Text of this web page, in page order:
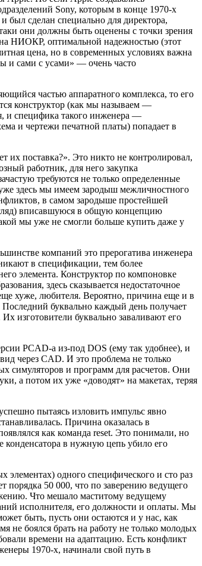
Sony, которым в конце 1970-х
был сделан специально для директора,
они должны быть оценены с точки зрения
НИОКР, оптимальной надежностью (этот
цена, но в современных условиях важна
и сами с усами» — очень часто
частью аппаратного комплекса, то его
конструктор (как мы называем —
и специфика такого инженера —
и чертежи печатной платы) попадает в
их поставка?». Это никто не контролировал,
работник, для него закупка
требуются не только определенные
здесь мы имеем зародыш межличностного
в самом зародыше простейшей
вписавшуюся в общую концепцию
мы уже не смогли больше купить даже у
компаний это прерогатива инженера
в спецификации, тем более
элемента. Конструктор по компоновке
здесь сказывается недостаточное
хуже, любителя. Вероятно, причина еще и в
буквально каждый день получает
изготовители буквально заваливают его
PCAD-а из-под DOS (ему так удобнее), и
через CAD. И это проблема не только
симуляторов и программ для расчетов. Они
а потом их уже «доводят» на макетах, теряя
пытаясь изловить импульс явно
Причина оказалась в
как команда reset. Это понимали, но
конденсатора в нужную цепь убило его
одного специфического и сто раз
порядка 50 000, что по заверению ведущего
Что мешало маститому ведущему
исполнителя, его должности и оплаты. Мы
быть, пусть они остаются и у нас, как
не боялся брать на работу не только молодых
времени на адаптацию. Есть конфликт
1970-х, начинали свой путь в